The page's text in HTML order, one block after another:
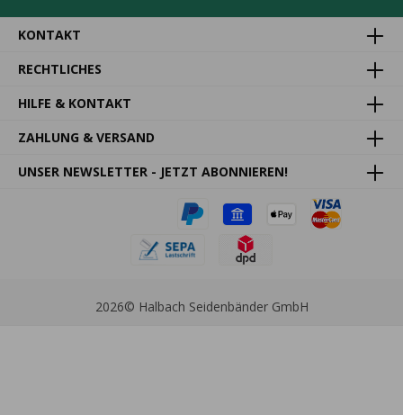
KONTAKT
RECHTLICHES
HILFE & KONTAKT
ZAHLUNG & VERSAND
UNSER NEWSLETTER - JETZT ABONNIEREN!
2026© Halbach Seidenbänder GmbH